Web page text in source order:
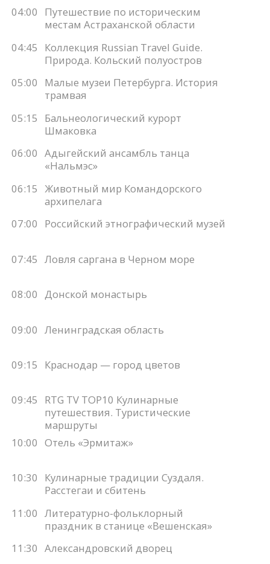
04:00
Путешествие по историческим
местам Астраханской области
04:45
Коллекция Russian Travel Guide.
Природа. Кольский полуостров
05:00
Малые музеи Петербурга. История
трамвая
05:15
Бальнеологический курорт
Шмаковка
06:00 Адыгейский ансамбль танца
«Нальмэс»
06:15 Животный мир Командорского
архипелага
07:00
Российский этнографический музей
07:45 Ловля саргана в Черном море
08:00 Донской монастырь
09:00 Ленинградская область
09:15 Краснодар — город цветов
09:45
RTG TV TOP10 Кулинарные
путешествия. Туристические
маршруты
10:00 Отель «Эрмитаж»
10:30
Кулинарные традиции Суздаля.
Расстегаи и сбитень
11:00 Литературно-фольклорный
праздник в станице «Вешенская»
11:30 Александровский дворец